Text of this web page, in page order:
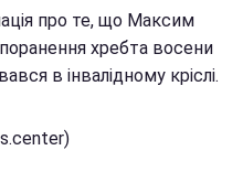
про те, що Максим
хребта восени
в інвалідному кріслі.